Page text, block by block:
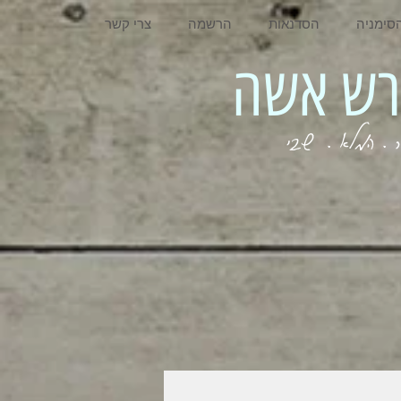
צרי קשר הרשמה הסדנאות